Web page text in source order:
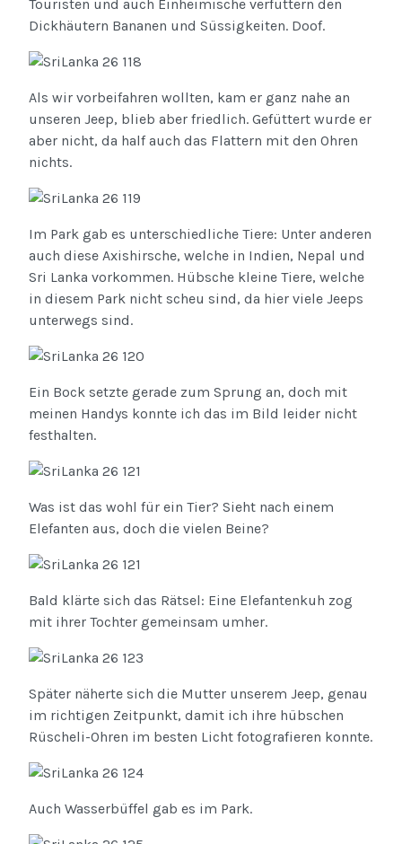
Touristen und auch Einheimische verfüttern den
Dickhäutern Bananen und Süssigkeiten. Doof.
Als wir vorbeifahren wollten, kam er ganz nahe an
unseren Jeep, blieb aber friedlich. Gefüttert wurde er
aber nicht, da half auch das Flattern mit den Ohren
nichts.
Im Park gab es unterschiedliche Tiere: Unter anderen
auch diese Axishirsche, welche in Indien, Nepal und
Sri Lanka vorkommen. Hübsche kleine Tiere, welche
in diesem Park nicht scheu sind, da hier viele Jeeps
unterwegs sind.
Ein Bock setzte gerade zum Sprung an, doch mit
meinen Handys konnte ich das im Bild leider nicht
festhalten.
Was ist das wohl für ein Tier? Sieht nach einem
Elefanten aus, doch die vielen Beine?
Bald klärte sich das Rätsel: Eine Elefantenkuh zog
mit ihrer Tochter gemeinsam umher.
Später näherte sich die Mutter unserem Jeep, genau
im richtigen Zeitpunkt, damit ich ihre hübschen
Rüscheli-Ohren im besten Licht fotografieren konnte.
Auch Wasserbüffel gab es im Park.